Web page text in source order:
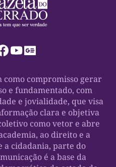
como compromisso gerar
e fundamentado, com
e jovialidade, que visa
clara e objetiva
como vetor e abre
ao direito e a
a cidadania, parte do
é a base da